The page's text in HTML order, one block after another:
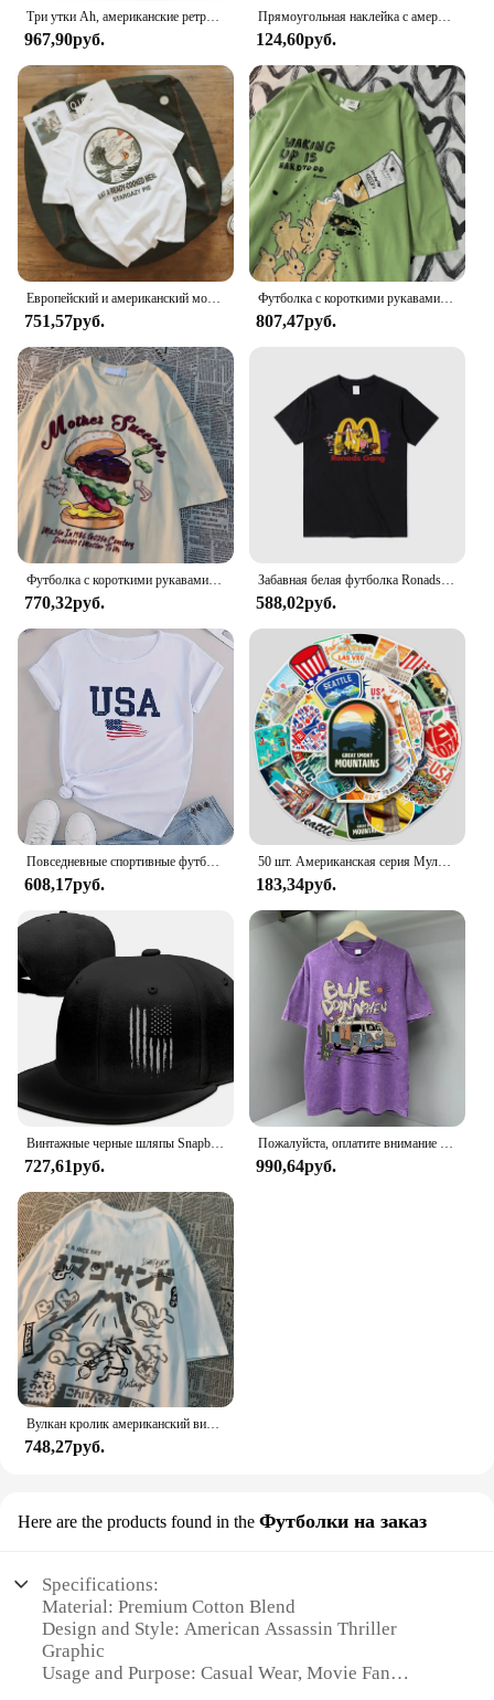
Три утки Ah, американские ретро футболки с героями мультфильмов, мужская модная летняя одежда высокого качества, хлопковые футболки с круглым вырезом, большие топы
967,90руб.
Прямоугольная наклейка с американским флагом Соединенных Штатов, наклейка на бампер, водонепроницаемая виниловая наклейка, автомобильные аксессуары
124,60руб.
751,57руб.
Футболка с короткими рукавами и принтом кролика в американском стиле ретро для мужчин и женщин в стиле Харадзюку, универсальная футболка из чистого хлопка с круглым вырезом
807,47руб.
770,32руб.
Забавная белая футболка Ronads Gang в американском ретро-стиле, свободная летняя футболка унисекс с коротким рукавом, Модный милый топ с круглым вырезом
588,02руб.
608,17руб.
50 шт. Американская серия Мультяшные милые водонепроницаемые Стикеры для скейтборда сноуборда Ретро наклейки
183,34руб.
727,61руб. 990,64руб.
Вулкан кролик американский винтажный мультяшный принт из чистого хлопка с короткими рукавами футболка для мужчин и женщин модная свободная универсальная футболка для пар
748,27руб.
Here are the products found in the Футболки на заказ
Specifications:
Material: Premium Cotton Blend
Design and Style: American Assassin Thriller
Graphic
Usage and Purpose: Casual Wear, Movie Fan